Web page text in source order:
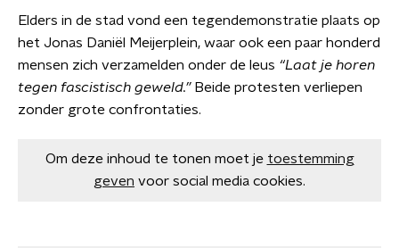
Elders in de stad vond een tegendemonstratie plaats op
het Jonas Daniël Meijerplein, waar ook een paar honderd
mensen zich verzamelden onder de leus “Laat je horen
tegen fascistisch geweld.”Beide protesten verliepen
zonder grote confrontaties.
Om deze inhoud te tonen moet je toestemming
geven voor social media cookies.